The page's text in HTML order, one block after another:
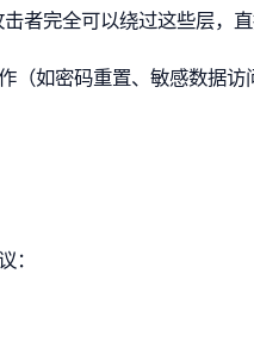
者完全可以绕过这些层，直
（如密码重置、敏感数据
：